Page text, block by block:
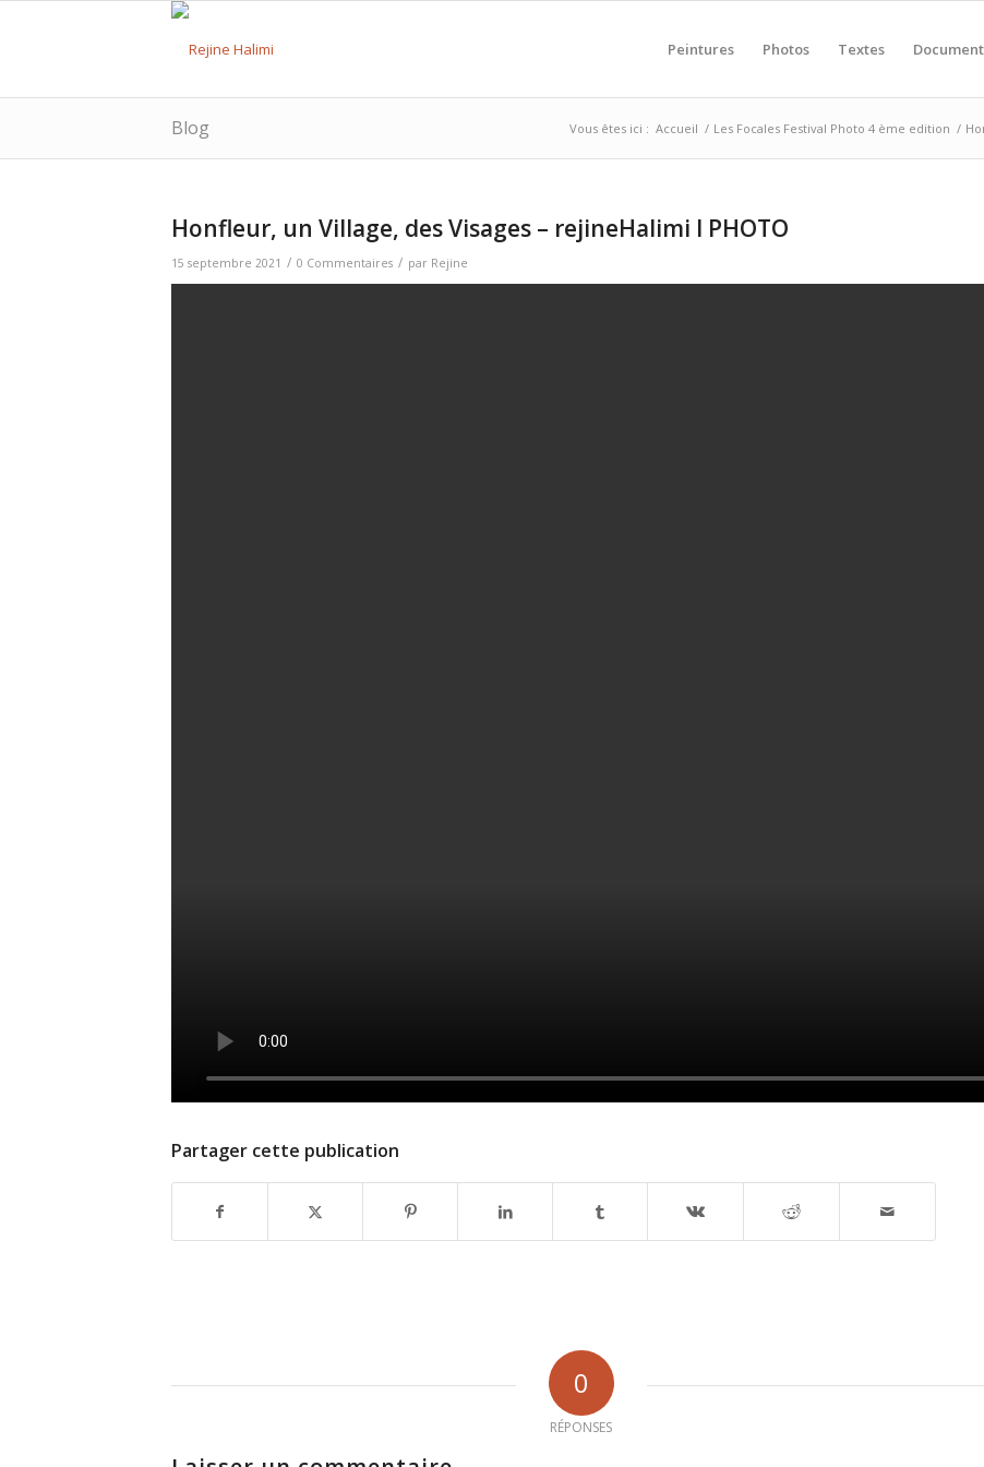
Peintures Photos Textes
Blog Vous êtes ici : Accueil / Les Focales Festival Photo 4 ème edition /
Honfleur, un Village, des Visages – rejineHalimi I PHOTO
15 septembre 2021 / 0 Commentaires / par Rejine
Partager cette publication
0
RÉPONSES